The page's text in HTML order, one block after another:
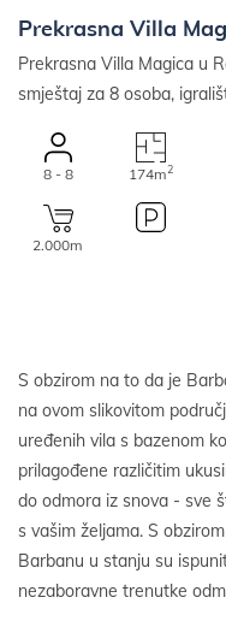
Prekrasna Villa
Prekrasna Villa Magica u
smještaj za 8 osoba,
8 - 8 174m2
2.000m
S obzirom na to da je
na ovom slikovitom
uređenih vila s bazenom
prilagođene različitim
do odmora iz snova - sve
s vašim željama. S
Barbanu u stanju su
nezaboravne trenutke